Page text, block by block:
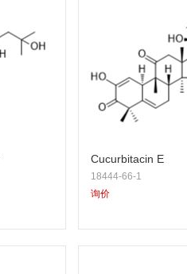
Cucurbitacin E
18444-66-1
询价